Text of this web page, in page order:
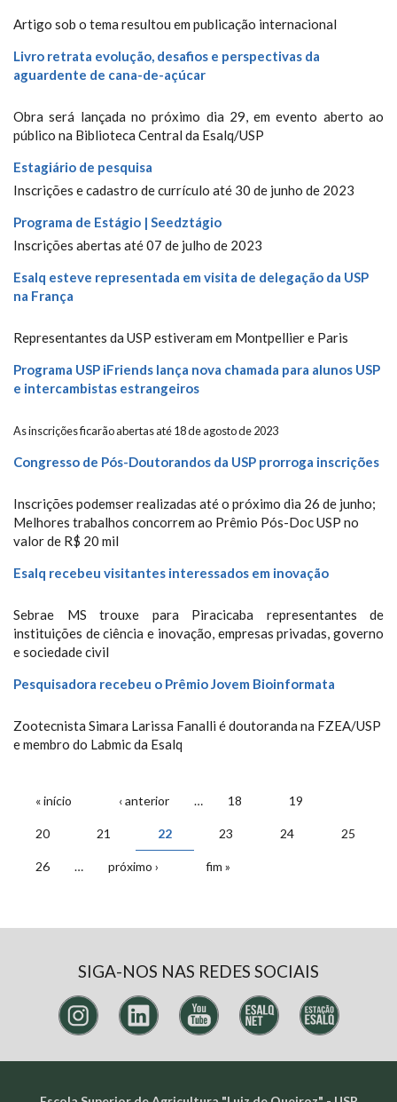
Artigo sob o tema resultou em publicação internacional
Livro retrata evolução, desafios e perspectivas da
aguardente de cana-de-açúcar
Obra será lançada no próximo dia 29, em evento aberto ao
público na Biblioteca Central da Esalq/USP
Estagiário de pesquisa
Inscrições e cadastro de currículo até 30 de junho de 2023
Programa de Estágio | Seedztágio
Inscrições abertas até 07 de julho de 2023
Esalq esteve representada em visita de delegação da USP
na França
Representantes da USP estiveram em Montpellier e Paris
Programa USP iFriends lança nova chamada para alunos USP
e intercambistas estrangeiros
As inscrições ficarão abertas até 18 de agosto de 2023
Congresso de Pós-Doutorandos da USP prorroga inscrições
Inscrições podemser realizadas até o próximo dia 26 de junho;
Melhores trabalhos concorrem ao Prêmio Pós-Doc USP no
valor de R$ 20 mil
Esalq recebeu visitantes interessados em inovação
Sebrae MS trouxe para Piracicaba representantes de
instituições de ciência e inovação, empresas privadas, governo
e sociedade civil
Pesquisadora recebeu o Prêmio Jovem Bioinformata
Zootecnista Simara Larissa Fanalli é doutoranda na FZEA/USP
e membro do Labmic da Esalq
PÁGINAS
« início ‹ anterior … 18 19
20 21 22 23 24 25
26 … próximo › fim »
SIGA-NOS NAS REDES SOCIAIS